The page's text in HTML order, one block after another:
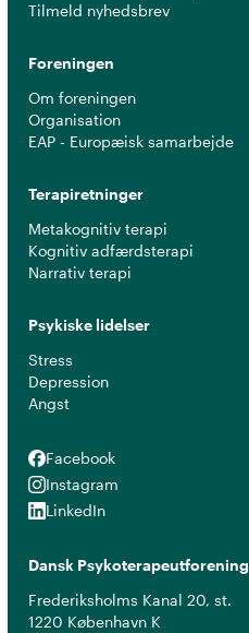
Tilmeld nyhedsbrev
Foreningen
Om foreningen
Organisation
EAP - Europæisk samarbejde
Terapiretninger
Metakognitiv terapi
Kognitiv adfærdsterapi
Narrativ terapi
Psykiske lidelser
Stress
Depression
Angst
Facebook
Facebook
Instagram
Instagram
LinkedIn
LinkedIn
Dansk Psykoterapeutforening
Frederiksholms Kanal 20, st.
1220 København K